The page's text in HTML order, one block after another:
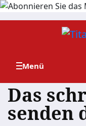
Zum
Das
senden